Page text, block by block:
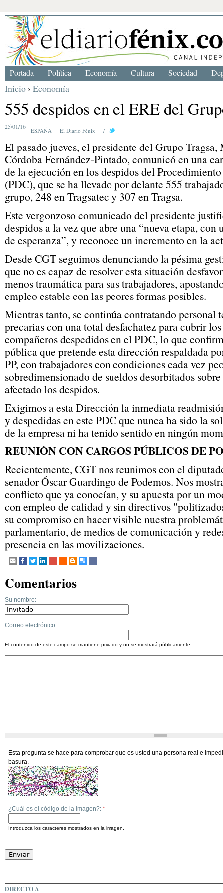
Inicio › Economía
555 despidos en el ERE del
25/01/16
ESPAÑA El Diario Fénix /
El pasado jueves, el presidente del Grupo
Córdoba Fernández-Pintado, comunicó en una
de la ejecución en los despidos del
(PDC), que se ha llevado por delante 555
grupo, 248 en Tragsatec y 307 en Tragsa.
Este vergonzoso comunicado del presidente
despidos a la vez que abre una “nueva etapa,
de esperanza”, y reconoce un incremento en la
Desde CGT seguimos denunciando la pésima
que no es capaz de resolver esta situación
menos traumática para sus trabajadores,
empleo estable con las peores formas posibles.
Mientras tanto, se continúa contratando personal
precarias con una total desfachatez para cubrir
compañeros despedidos en el PDC, lo que
pública que pretende esta dirección respaldada
PP, con trabajadores con condiciones cada vez
sobredimensionado de sueldos desorbitados
afectado los despidos.
Exigimos a esta Dirección la inmediata
y despedidas en este PDC que nunca ha sido la
de la empresa ni ha tenido sentido en ningún
REUNIÓN CON CARGOS PÚBLICOS DE
Recientemente, CGT nos reunimos con el
senador Óscar Guardingo de Podemos. Nos
conflicto que ya conocían, y su apuesta por un
con empleo de calidad y sin directivos
su compromiso en hacer visible nuestra
parlamentario, de medios de comunicación y
presencia en las movilizaciones.
Comentarios
Su nombre:
Correo electrónico:
El contenido de este campo se mantiene privado y no se mostrará públicamente.
Esta pregunta se hace para comprobar que es usted una persona real e
basura.
¿Cuál es el código de la imagen?: *
Introduzca los caracteres mostrados en la imagen.
Portada Política Economía Cultura Sociedad
DIRECTO A